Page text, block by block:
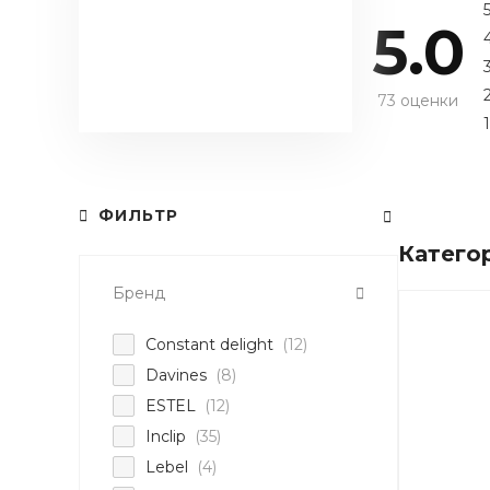
5.0
73 оценки
5
3
1
ФИЛЬТР
Бренд
Constant delight (12)
Davines (8)
ESTEL
(12)
Inclip
(35)
Lebel
(4)